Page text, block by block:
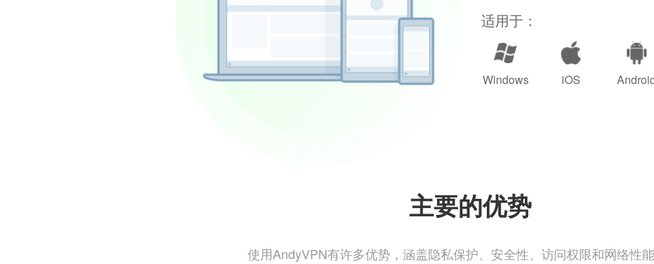
适用于：
Windows iOS
主要的优势
使用AndyVPN有许多优势，涵盖隐私保护、安全性、访问权限和网络性